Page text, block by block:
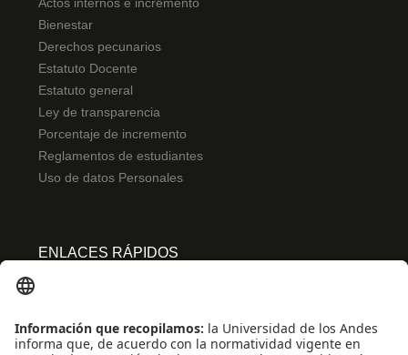
Bienestar
Derechos pecunarios
Estatuto Docente
Estatuto general
Ley de transparencia
Porcentaje de incremento
Reglamentos de estudiantes
Uso de datos Personales
ENLACES RÁPIDOS
Convivencia y transparencia